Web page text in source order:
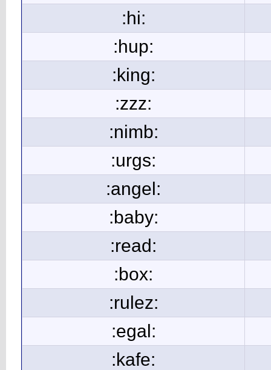
:hi:
:hup:
:king:
:zzz:
:nimb:
:urgs:
:angel:
:baby:
:read:
:box:
:rulez:
:egal:
:kafe: